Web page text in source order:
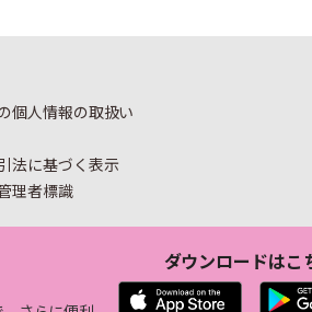
個人情報の取扱い
法に基づく表示
理者標識
ダウンロードはこ